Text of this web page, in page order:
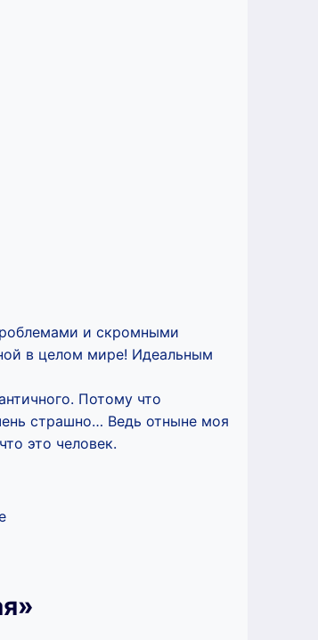
и скромными
в целом мире! Идеальным
Потому что
страшно… Ведь отныне моя
это человек.